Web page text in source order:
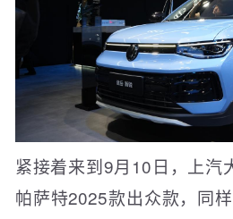
紧接着来到9月10日，上汽
帕萨特2025款出众款，同样